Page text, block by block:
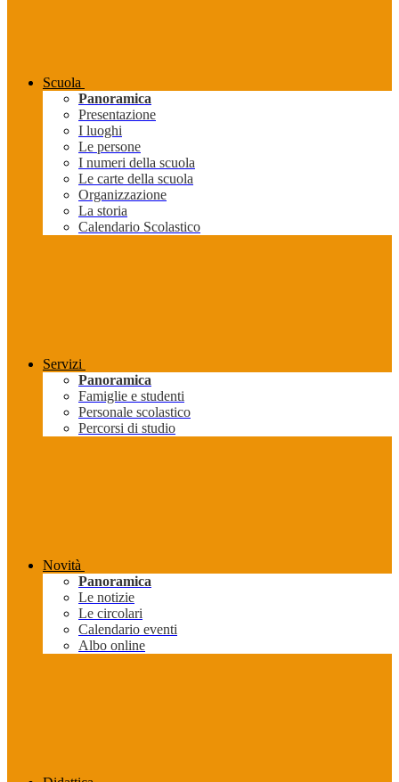
Scuola
Panoramica
Presentazione
I luoghi
Le persone
I numeri della scuola
Le carte della scuola
Organizzazione
La storia
Calendario Scolastico
Servizi
Panoramica
Famiglie e studenti
Personale scolastico
Percorsi di studio
Novità
Panoramica
Le notizie
Le circolari
Calendario eventi
Albo online